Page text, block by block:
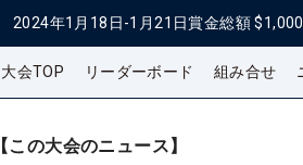
2024年1月18日-1月21日賞金総額
大会TOP リーダーボード 組み合せ
【この大会のニュース】